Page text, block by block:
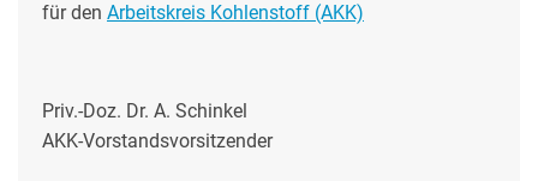
für den Arbeitskreis Kohlenstoff (AKK)
Priv.-Doz. Dr. A. Schinkel
AKK-Vorstandsvorsitzender